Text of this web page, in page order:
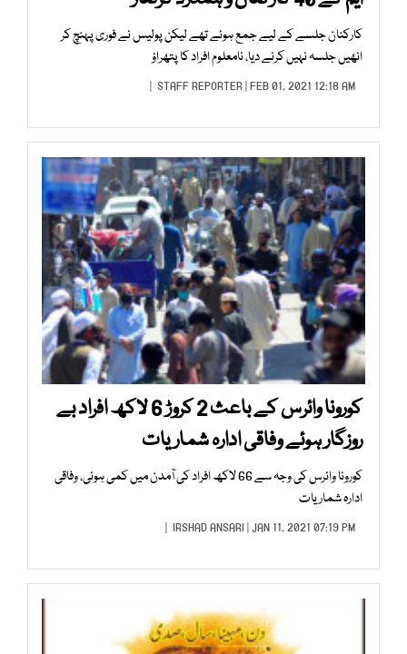
کارکنان جلسے کے لیے جمع ہوئے تھے لیکن پولیس نے فوری پہنچ کر
انھیں جلسہ نہیں کرنے دیا، نامعلوم افراد کا پتھراؤ
STAFF REPORTER| FEB 01, 2021 12:18 AM |
کورونا وائرس کے باعث 2 کروڑ 6 لاکھ افراد بے
روزگار ہوئے وفاقی ادارہ شماریات
کورونا وائرس کی وجہ سے 66 لاکھ افراد کی آمدن میں کمی ہوئی، وفاقی
ادارہ شماریات
IRSHAD ANSARI | JAN 11, 2021 07:19 PM |